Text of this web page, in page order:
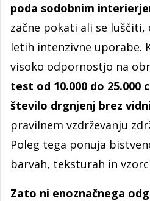
poda sodobnim
začne pokati ali se luščiti,
letih intenzivne uporabe.
visoko odpornostjo na
test od 10.000 do 25.000
število drgnjenj brez
pravilnem vzdrževanju
Poleg tega ponuja
barvah, teksturah in
Zato ni enoznačnega